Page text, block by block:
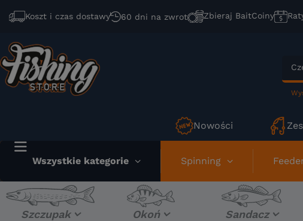
Koszt i czas dostawy 60 dni na zwrot Zbieraj BaitCoiny
Nowości
Wszystkie kategorie Spinning
Szczupak Okoń Sandacz